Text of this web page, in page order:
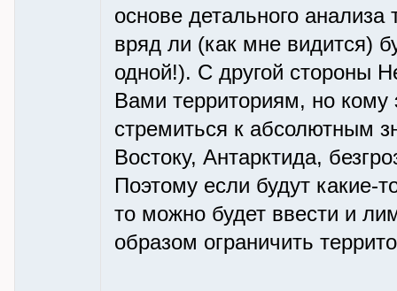
основе детального
вряд ли (как мне видится)
одной!). С другой стороны
Вами территориям, но кому
стремиться к абсолютным
Востоку, Антарктида,
Поэтому если будут какие-
то можно будет ввести и
образом ограничить